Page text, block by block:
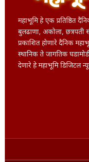
महाभूमि हे एक प्रतिष्ठित
बुलढाणा, अकोला, छत्रपती
प्रकाशित होणारे दैनिक
स्थानिक ते जागतिक
देणारे हे महाभूमि डिजिटल